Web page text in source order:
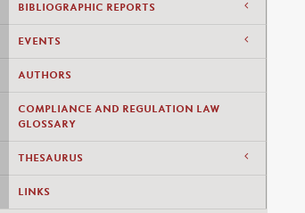
BIBLIOGRAPHIC REPORTS
EVENTS
AUTHORS
COMPLIANCE AND REGULATION LAW
GLOSSARY
THESAURUS
LINKS